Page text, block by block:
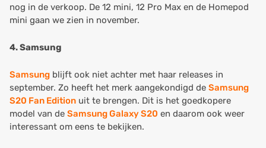
nog in de verkoop. De 12 mini, 12 Pro Max en de Homepod
mini gaan we zien in november.
4. Samsung
Samsung blijft ook niet achter met haar releases in
september. Zo heeft het merk aangekondigd de Samsung
S20 Fan Edition uit te brengen. Dit is het goedkopere
model van de Samsung Galaxy S20 en daarom ook weer
interessant om eens te bekijken.